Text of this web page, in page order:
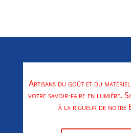
Artisans du goût et du matériel
votre savoir-faire en lumière.
à la rigueur de notre